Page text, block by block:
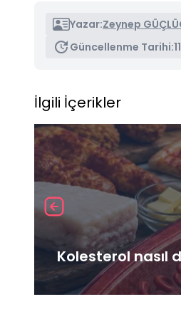
Yazar:Zeynep
Güncellenme Tarihi:
İlgili İçerikler
Kolesterol nasıl